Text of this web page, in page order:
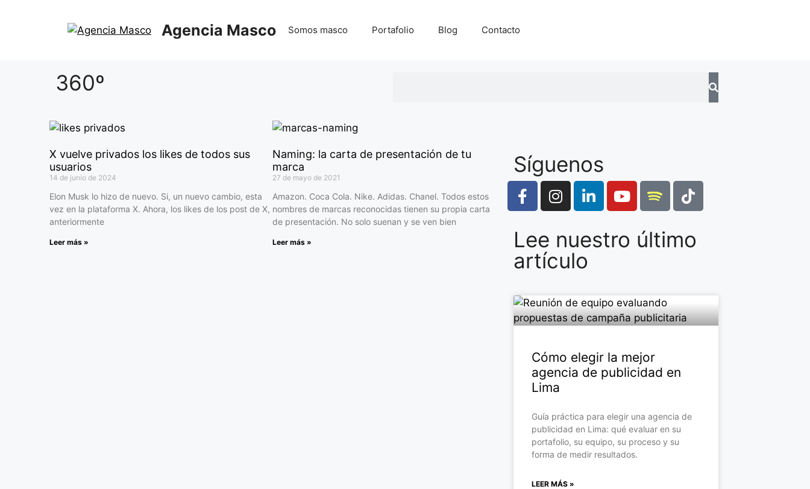
Agencia Masco Somos masco Portafolio Blog Contacto
360º
X vuelve privados los likes de todos sus
usuarios
14 de junio de 2024
Elon Musk lo hizo de nuevo. Si, un nuevo cambio, esta
vez en la plataforma X. Ahora, los likes de los post de X,
anteriormente
Leer más »
Naming: la carta de presentación de tu
marca
27 de mayo de 2021
Amazon. Coca Cola. Nike. Adidas. Chanel. Todos estos
nombres de marcas reconocidas tienen su propia carta
de presentación. No solo suenan y se ven bien
Leer más »
Síguenos
Lee nuestro último
artículo
Cómo elegir la mejor
agencia de publicidad en
Lima
Guía práctica para elegir una agencia de
publicidad en Lima: qué evaluar en su
portafolio, su equipo, su proceso y su
forma de medir resultados.
LEER MÁS »